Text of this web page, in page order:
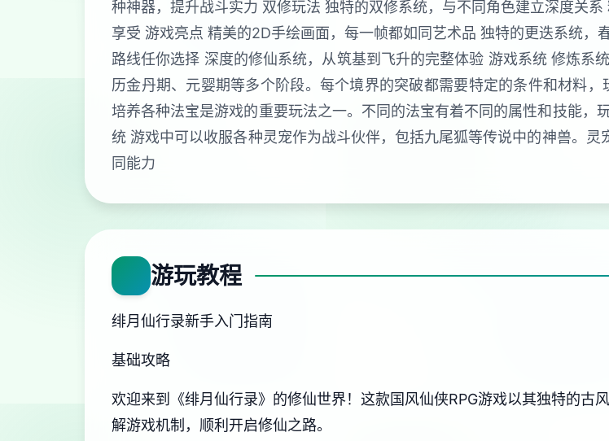
种神器，提升战斗实力 双修玩法 独特的双修系统，与不同角色建立深度关
享受 游戏亮点 精美的2D手绘画面，每一帧都如同艺术品 独特的更迭系统
路线任你选择 深度的修仙系统，从筑基到飞升的完整体验 游戏系统 修炼系
历金丹期、元婴期等多个阶段。每个境界的突破都需要特定的条件和材料
培养各种法宝是游戏的重要玩法之一。不同的法宝有着不同的属性和技能，
统 游戏中可以收服各种灵宠作为战斗伙伴，包括九尾狐等传说中的神兽。
同能力
游玩教程
绯月仙行录新手入门指南
基础攻略
欢迎来到《绯月仙行录》的修仙世界！这款国风仙侠RPG游戏以其独特的古
解游戏机制，顺利开启修仙之路。